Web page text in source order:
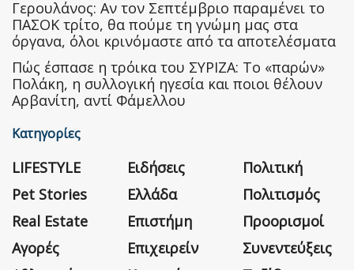
Γερουλάνος: Αν τον Σεπτέμβριο παραμένει το
ΠΑΣΟΚ τρίτο, θα πούμε τη γνώμη μας στα
όργανα, όλοι κρινόμαστε από τα αποτελέσματα
Πώς έσπασε η τρόικα του ΣΥΡΙΖΑ: Το «παρών»
Πολάκη, η συλλογική ηγεσία και ποιοι θέλουν
Αρβανίτη, αντί Φάμελλου
Κατηγορίες
LIFESTYLE
Pet Stories
Real Estate
Αγορές
Ειδήσεις
Ελλάδα
Επιστήμη
Επιχειρείν
Πολιτική
Πολιτισμός
Προορισμοί
Συνεντεύξεις